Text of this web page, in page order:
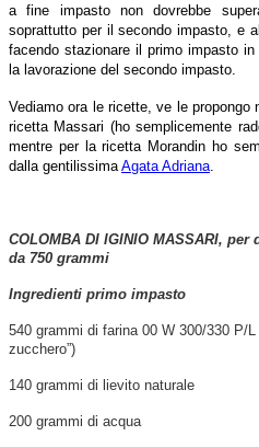
a fine impasto non dovrebbe
soprattutto per il secondo impasto, e
facendo stazionare il primo impasto
la lavorazione del secondo impasto.
Vediamo ora le ricette, ve le
ricetta Massari (ho semplicemente
mentre per la ricetta Morandin ho
dalla gentilissima Agata Adriana
COLOMBA DI IGINIO MASSARI,
da 750 grammi
Ingredienti primo impasto
540 grammi di farina 00 W 300/330 P/
zucchero”)
140 grammi di lievito naturale
200 grammi di acqua